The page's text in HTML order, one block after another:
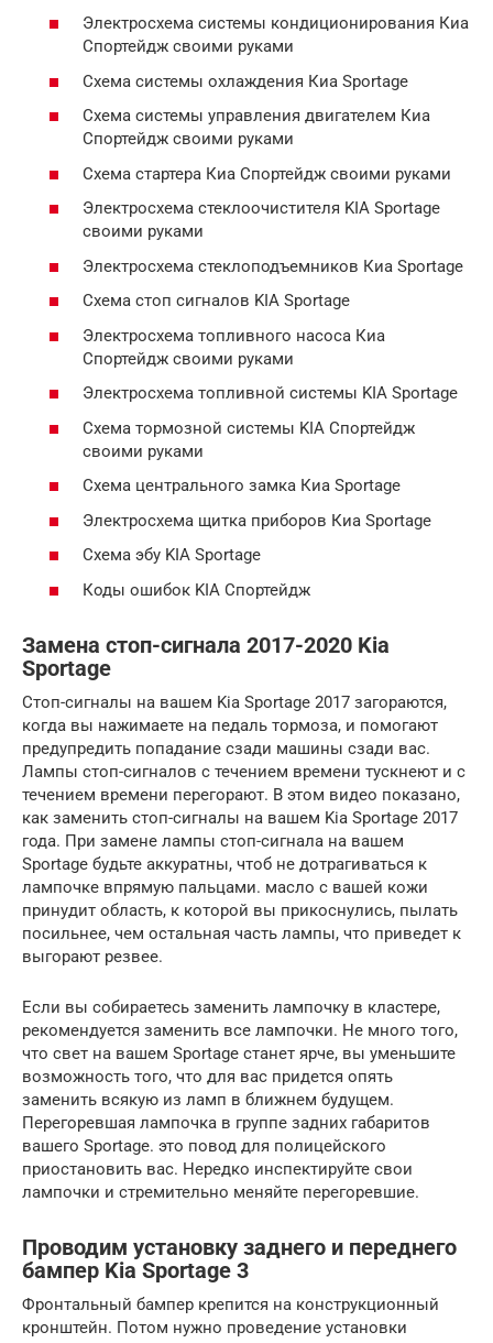
Электросхема системы кондиционирования Киа
Спортейдж своими руками
Схема системы охлаждения Киа Sportage
Схема системы управления двигателем Киа
Спортейдж своими руками
Схема стартера Киа Спортейдж своими руками
Электросхема стеклоочистителя KIA Sportage
своими руками
Электросхема стеклоподъемников Киа Sportage
Схема стоп сигналов KIA Sportage
Электросхема топливного насоса Киа
Спортейдж своими руками
Электросхема топливной системы KIA Sportage
Схема тормозной системы KIA Спортейдж
своими руками
Схема центрального замка Киа Sportage
Электросхема щитка приборов Киа Sportage
Схема эбу KIA Sportage
Коды ошибок KIA Спортейдж
Замена стоп-сигнала 2017-2020 Kia
Sportage
Стоп-сигналы на вашем Kia Sportage 2017 загораются,
когда вы нажимаете на педаль тормоза, и помогают
предупредить попадание сзади машины сзади вас.
Лампы стоп-сигналов с течением времени тускнеют и с
течением времени перегорают. В этом видео показано,
как заменить стоп-сигналы на вашем Kia Sportage 2017
года. При замене лампы стоп-сигнала на вашем
Sportage будьте аккуратны, чтоб не дотрагиваться к
лампочке впрямую пальцами. масло с вашей кожи
принудит область, к которой вы прикоснулись, пылать
посильнее, чем остальная часть лампы, что приведет к
выгорают резвее.
Если вы собираетесь заменить лампочку в кластере,
рекомендуется заменить все лампочки. Не много того,
что свет на вашем Sportage станет ярче, вы уменьшите
возможность того, что для вас придется опять
заменить всякую из ламп в ближнем будущем.
Перегоревшая лампочка в группе задних габаритов
вашего Sportage. это повод для полицейского
приостановить вас. Нередко инспектируйте свои
лампочки и стремительно меняйте перегоревшие.
Проводим установку заднего и переднего
бампер Kia Sportage 3
Фронтальный бампер крепится на конструкционный
кронштейн. Потом нужно проведение установки